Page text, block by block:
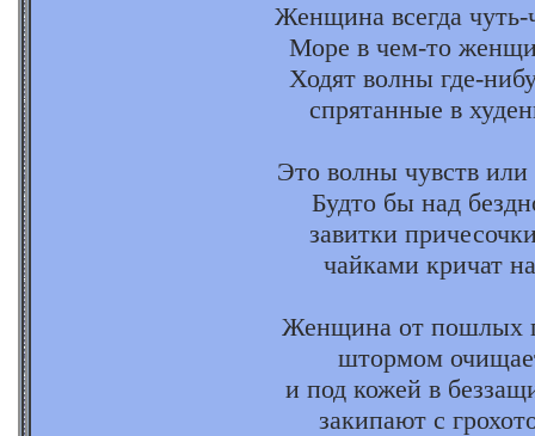
Женщина всегда чуть-
Море в чем-то
Ходят волны где-
спрятанные в
Это волны чувств или
Будто бы над
завитки
чайками кричат
Женщина от пошлых
штормом
и под кожей в
закипают с